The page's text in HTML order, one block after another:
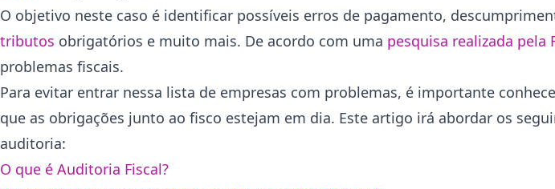
O objetivo neste caso é identificar possíveis erros de pagamento,
tributos obrigatórios e muito mais. De acordo com uma pesquisa realizada pela
problemas fiscais.
Para evitar entrar nessa lista de empresas com problemas, é importante
que as obrigações junto ao fisco estejam em dia. Este artigo irá abordar os
auditoria:
O que é Auditoria Fiscal?